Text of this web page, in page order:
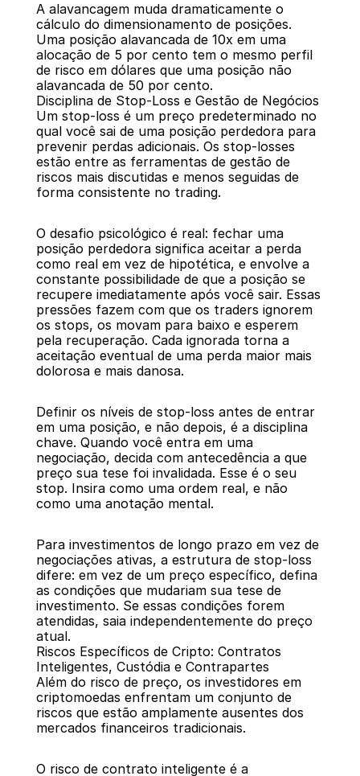
A alavancagem muda dramaticamente o
cálculo do dimensionamento de posições.
Uma posição alavancada de 10x em uma
alocação de 5 por cento tem o mesmo perfil
de risco em dólares que uma posição não
alavancada de 50 por cento.
Disciplina de Stop-Loss e Gestão de Negócios
Um stop-loss é um preço predeterminado no
qual você sai de uma posição perdedora para
prevenir perdas adicionais. Os stop-losses
estão entre as ferramentas de gestão de
riscos mais discutidas e menos seguidas de
forma consistente no trading.
O desafio psicológico é real: fechar uma
posição perdedora significa aceitar a perda
como real em vez de hipotética, e envolve a
constante possibilidade de que a posição se
recupere imediatamente após você sair. Essas
pressões fazem com que os traders ignorem
os stops, os movam para baixo e esperem
pela recuperação. Cada ignorada torna a
aceitação eventual de uma perda maior mais
dolorosa e mais danosa.
Definir os níveis de stop-loss antes de entrar
em uma posição, e não depois, é a disciplina
chave. Quando você entra em uma
negociação, decida com antecedência a que
preço sua tese foi invalidada. Esse é o seu
stop. Insira como uma ordem real, e não
como uma anotação mental.
Para investimentos de longo prazo em vez de
negociações ativas, a estrutura de stop-loss
difere: em vez de um preço específico, defina
as condições que mudariam sua tese de
investimento. Se essas condições forem
atendidas, saia independentemente do preço
atual.
Riscos Específicos de Cripto: Contratos
Inteligentes, Custódia e Contrapartes
Além do risco de preço, os investidores em
criptomoedas enfrentam um conjunto de
riscos que estão amplamente ausentes dos
mercados financeiros tradicionais.
O risco de contrato inteligente é a